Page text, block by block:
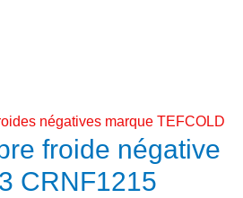
négatives marque TEFCOLD
froide négative
CRNF1215